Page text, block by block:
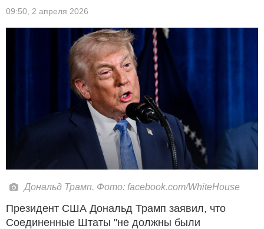
09:50, 2 апреля 2026
Дональд Трамп. Фото: facebook.com/WhiteHouse
Президент США Дональд Трамп заявил, что
Соединенные Штаты "не должны были